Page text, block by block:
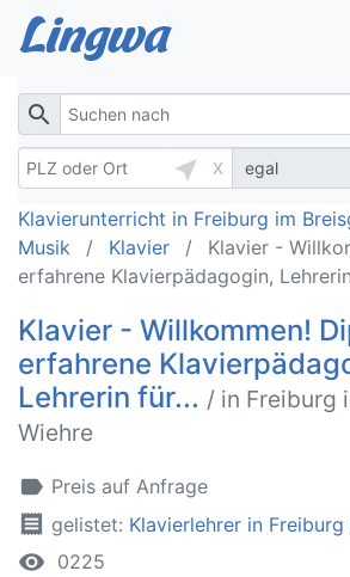
search
near_me
X
Klavierunterricht in Freiburg im
Musik
Klavier
Klavier -
erfahrene Klavierpädagogin,
Klavier - Willkommen!
erfahrene
Lehrerin für... / in Freiburg
Wiehre
label Preis auf Anfrage
receipt gelistet: Klavierlehrer in Freiburg
remove_red_eye 0225